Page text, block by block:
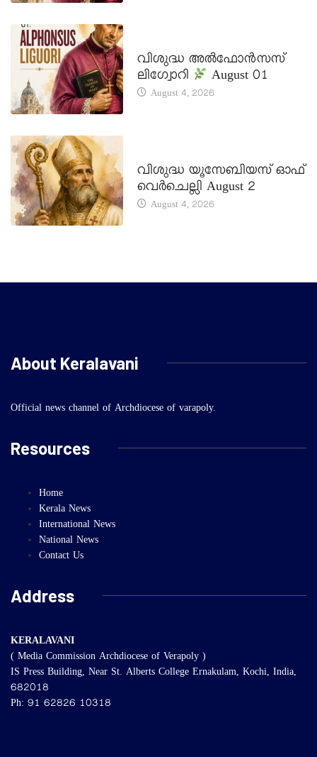
വിശുദ്ധ അൽഫോൻസസ്
ലിഗ്വോറി
August 01
August 4, 2026
വിശുദ്ധ യൂസേബിയസ് ഓഫ്
വെർചെല്ലി August 2
August 4, 2026
About Keralavani
Official news channel of Archdiocese of varapoly.
Resources
Home
Kerala News
International News
National News
Contact Us
Address
KERALAVANI
( Media Commission Archdiocese of Verapoly )
IS Press Building, Near St. Alberts College Ernakulam, Kochi, India,
682018
Ph: 91 62826 10318